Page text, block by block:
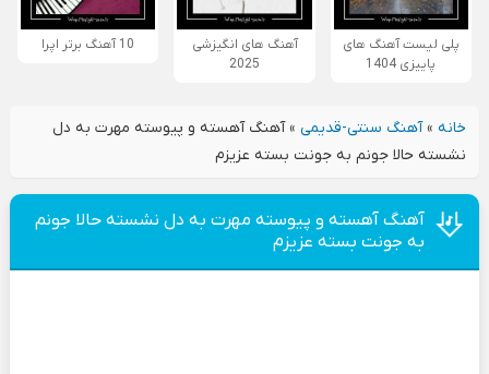
پلی لیست آهنگ های
پاییزی 1404
آهنگ های انگیزشی
2025
10 آهنگ برتر اپرا
خانه»آهنگ سنتی-قدیمی»آهنگ آهسته و پیوسته مهرت به دل
نشسته حالا جونم به جونت بسته عزیزم
آهنگ آهسته و پیوسته مهرت به دل نشسته حالا جونم
به جونت بسته عزیزم